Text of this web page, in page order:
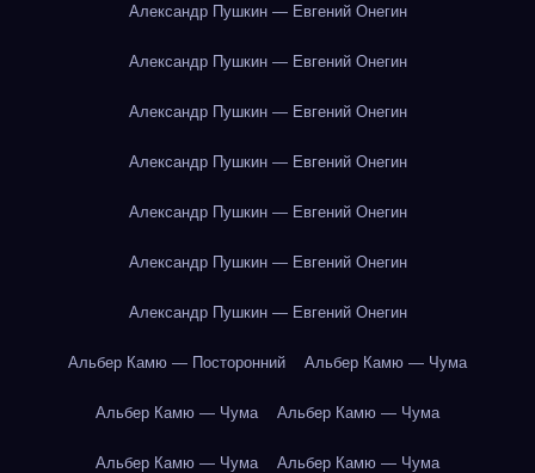
Александр Пушкин — Евгений Онегин
Александр Пушкин — Евгений Онегин
Александр Пушкин — Евгений Онегин
Александр Пушкин — Евгений Онегин
Александр Пушкин — Евгений Онегин
Александр Пушкин — Евгений Онегин
Александр Пушкин — Евгений Онегин
Альбер Камю — Посторонний Альбер Камю — Чума
Альбер Камю — Чума Альбер Камю — Чума
Альбер Камю — Чума Альбер Камю — Чума